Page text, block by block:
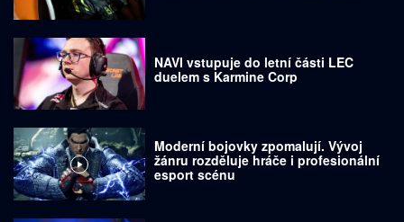
NAVI vstupuje do letní části LEC
duelem s Karmine Corp
Moderní bojovky zpomalují. Vývoj
žánru rozděluje hráče i profesionální
esport scénu